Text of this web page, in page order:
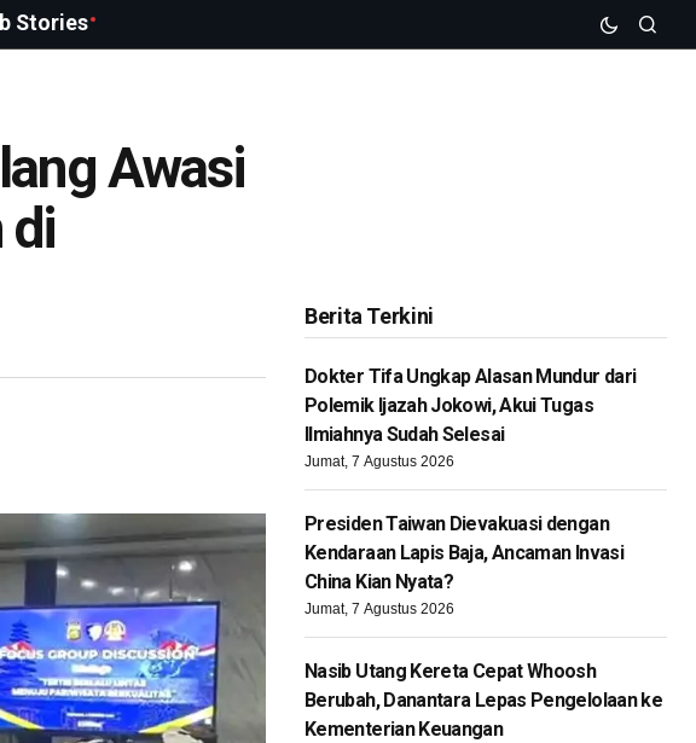
Stories
Awasi
di
Berita Terkini
Dokter Tifa Ungkap Alasan Mundur dari
Polemik Ijazah Jokowi, Akui Tugas
Ilmiahnya Sudah Selesai
Jumat, 7 Agustus 2026
Presiden Taiwan Dievakuasi dengan
Kendaraan Lapis Baja, Ancaman Invasi
China Kian Nyata?
Jumat, 7 Agustus 2026
Nasib Utang Kereta Cepat Whoosh
Berubah, Danantara Lepas Pengelolaan ke
Kementerian Keuangan